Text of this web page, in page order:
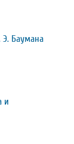
Э. Баумана
и